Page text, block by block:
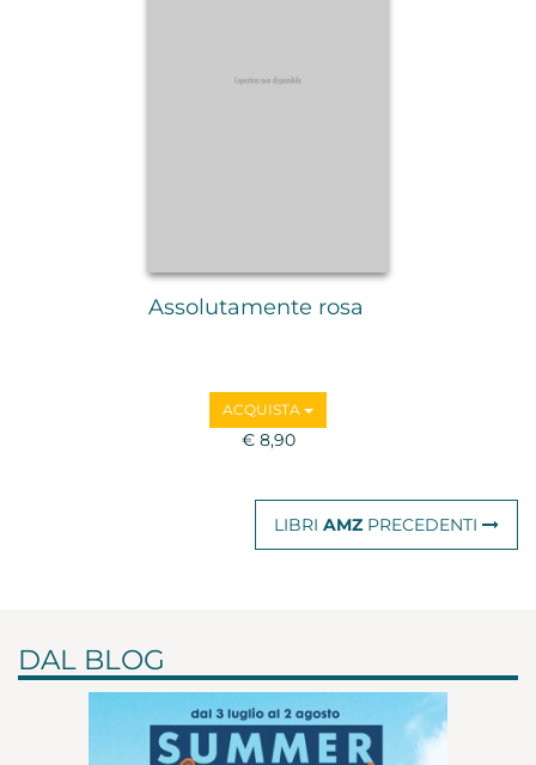
Assolutamente rosa
ACQUISTA
€ 8,90
LIBRI AMZ PRECEDENTI
DAL BLOG